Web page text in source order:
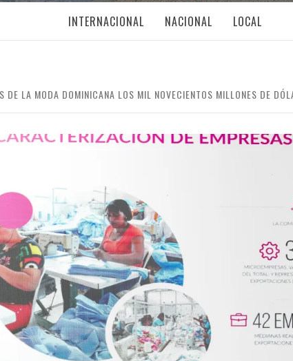
INTERNACIONAL NACIONAL LOCAL
DE LA MODA DOMINICANA LOS MIL NOVECIENTOS MILLONES DE